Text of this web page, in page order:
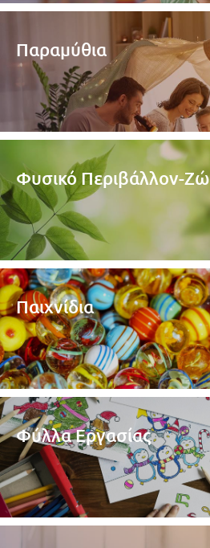
Παραμύθια
Φυσικό Περιβάλλον-
Παιχνίδια
Φύλλα Εργασίας